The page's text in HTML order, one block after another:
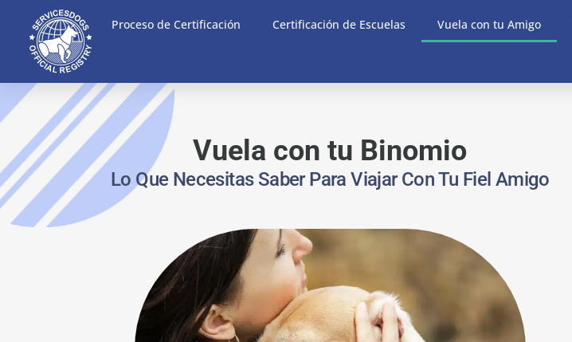
Proceso de Certificación Certificación de Escuelas Vuela con tu Amigo
Vuela con tu Binomio
Lo Que Necesitas Saber Para Viajar Con Tu Fiel Amigo